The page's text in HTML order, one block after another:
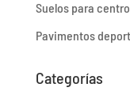
Suelos para
Pavimentos
Categorías